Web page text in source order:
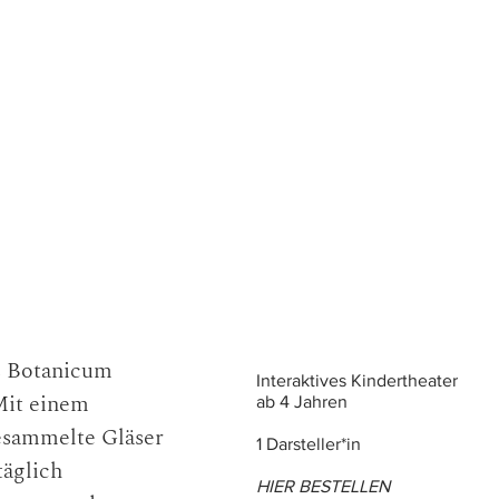
einem
Gläser
Interaktives Kindertheater
ab 4 Jahren
1 Darsteller*in
HIER BESTELLEN